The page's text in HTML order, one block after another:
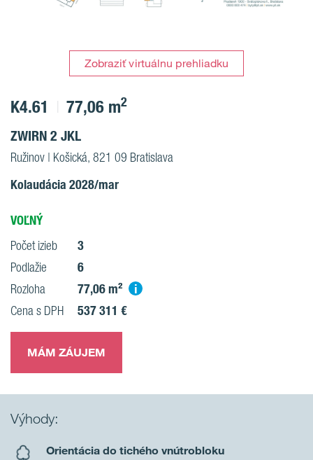
Zobraziť virtuálnu prehliadku
K4.61 77,06 m2
ZWIRN 2 JKL
Ružinov | Košická, 821 09 Bratislava
Kolaudácia 2028/mar
VOĽNÝ
Počet izieb 3
Podlažie 6
Rozloha 77,06 m² i
Cena s DPH 537 311 €
MÁM ZÁUJEM
Výhody:
Orientácia do tichého vnútrobloku